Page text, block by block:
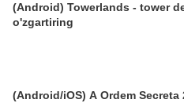
(Android) Towerlands - tower
o'zgartiring
(Android/iOS) A Ordem